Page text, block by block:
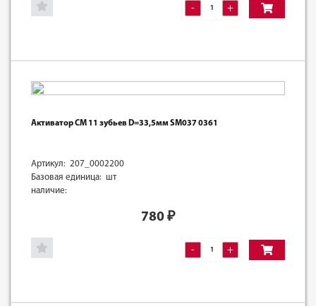
- +
Активатор СМ 11 зубьев D=33,5мм SM037 0361
Артикул: 207_0002200
Базовая единица: шт
наличие:
780 ₽
- +